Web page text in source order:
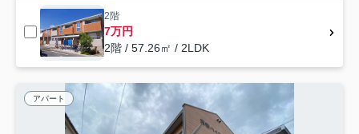
2階
7万円
2階 / 57.26㎡ / 2LDK
アパート